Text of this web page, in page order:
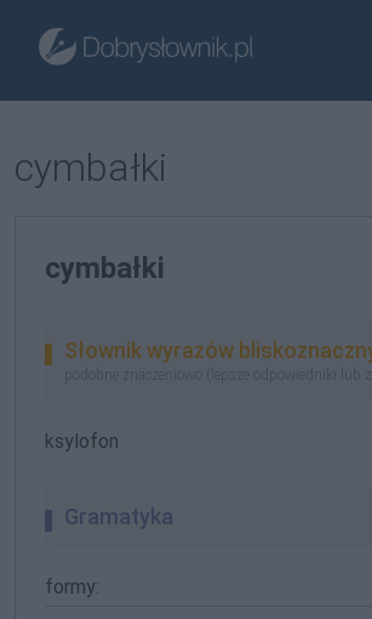
cymbałki
cymbałki
Słownik wyrazów
podobne znaczeniowo (lepsze odpowiedniki lub
ksylofon
Gramatyka
formy: